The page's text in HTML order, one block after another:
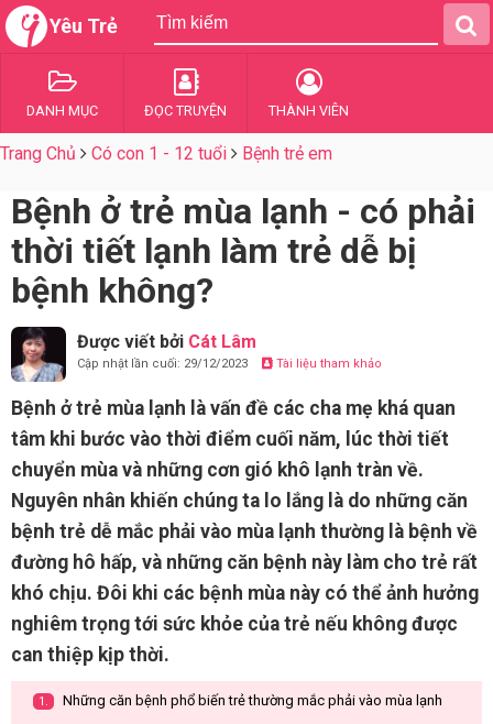
Yêu Trẻ
DANH MỤC ĐỌC TRUYỆN THÀNH VIÊN
Trang Chủ Có con 1 - 12 tuổi Bệnh trẻ em
Bệnh ở trẻ mùa lạnh - có phải
thời tiết lạnh làm trẻ dễ bị
bệnh không?
Được viết bởi Cát Lâm
Cập nhật lần cuối: 29/12/2023 Tài liệu tham khảo
Bệnh ở trẻ mùa lạnh là vấn đề các cha mẹ khá quan
tâm khi bước vào thời điểm cuối năm, lúc thời tiết
chuyển mùa và những cơn gió khô lạnh tràn về.
Nguyên nhân khiến chúng ta lo lắng là do những căn
bệnh trẻ dễ mắc phải vào mùa lạnh thường là bệnh về
đường hô hấp, và những căn bệnh này làm cho trẻ rất
khó chịu. Đôi khi các bệnh mùa này có thể ảnh hưởng
nghiêm trọng tới sức khỏe của trẻ nếu không được
can thiệp kịp thời.
1. Những căn bệnh phổ biến trẻ thường mắc phải vào mùa lạnh